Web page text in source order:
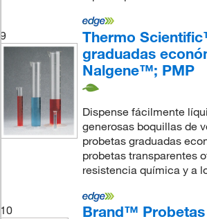
9
Thermo
graduadas
Nalgene™; PMP
Dispense fácilmente
generosas boquillas de
probetas graduadas
probetas transparentes
resistencia química y a
10
Brand™